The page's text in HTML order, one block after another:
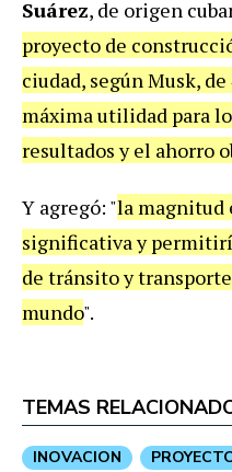
Suárez, de origen
proyecto de
ciudad, según Musk,
máxima utilidad para
resultados y el ahorro
Y agregó: "la magnitud
significativa y
de tránsito y
mundo".
TEMAS
INOVACION